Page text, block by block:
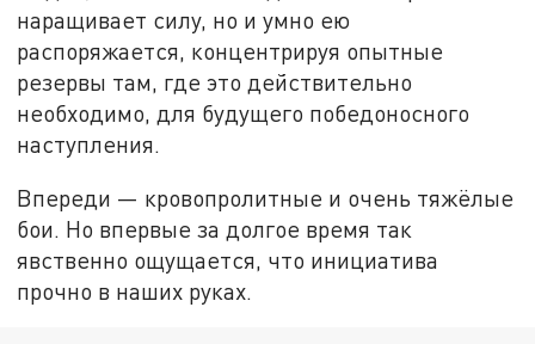
наращивает силу, но и умно ею
распоряжается, концентрируя опытные
резервы там, где это действительно
необходимо, для будущего победоносного
наступления.
Впереди — кровопролитные и очень тяжёлые
бои. Но впервые за долгое время так
явственно ощущается, что инициатива
прочно в наших руках.